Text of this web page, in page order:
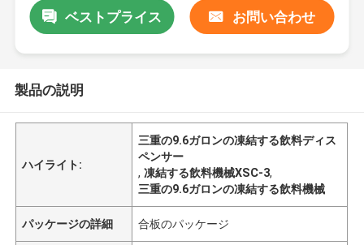
ベストプライス お問い合わせ
製品の説明
ハイライト:
三重の9.6ガロンの凍結する飲料ディス
ペンサー
,凍結する飲料機械XSC-3,
三重の9.6ガロンの凍結する飲料機械
パッケージの詳細 合板のパッケージ